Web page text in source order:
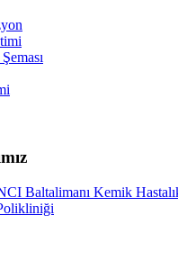
Baltalimanı Kemik